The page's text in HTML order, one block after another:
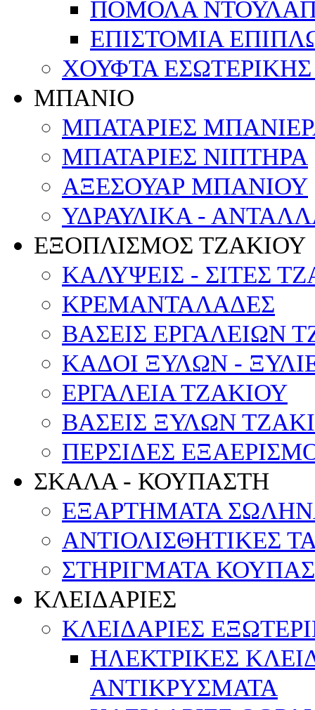
ΠΟΜΟΛΑ
ΕΠΙΣΤΟΜΙΑ
ΧΟΥΦΤΑ
ΜΠΑΝΙΟ
ΜΠΑΤΑΡΙΕΣ
ΜΠΑΤΑΡΙΕΣ ΝΙΠΤΗΡΑ
ΑΞΕΣΟΥΑΡ ΜΠΑΝΙΟΥ
ΥΔΡΑΥΛΙΚΑ -
ΕΞΟΠΛΙΣΜΟΣ ΤΖΑΚΙΟΥ
ΚΑΛΥΨΕΙΣ - ΣΙΤΕΣ
ΚΡΕΜΑΝΤΑΛΑΔΕΣ
ΒΑΣΕΙΣ ΕΡΓΑΛΕΙΩΝ
ΚΑΔΟΙ ΞΥΛΩΝ -
ΕΡΓΑΛΕΙΑ ΤΖΑΚΙΟΥ
ΒΑΣΕΙΣ ΞΥΛΩΝ
ΠΕΡΣΙΔΕΣ
ΣΚΑΛΑ - ΚΟΥΠΑΣΤΗ
ΕΞΑΡΤΗΜΑΤΑ
ΑΝΤΙΟΛΙΣΘΗΤΙΚΕΣ
ΣΤΗΡΙΓΜΑΤΑ
ΚΛΕΙΔΑΡΙΕΣ
ΚΛΕΙΔΑΡΙΕΣ
ΗΛΕΚΤΡΙΚΕΣ
ΑΝΤΙΚΡΥΣΜΑΤΑ